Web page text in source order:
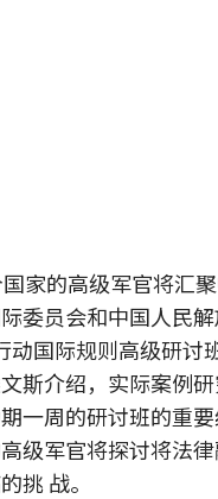
家的高级军官将汇聚
委员会和中国人民
动国际规则高级研讨
斯介绍，实际案例
一周的研讨班的重要
级军官将探讨将法
挑 战。